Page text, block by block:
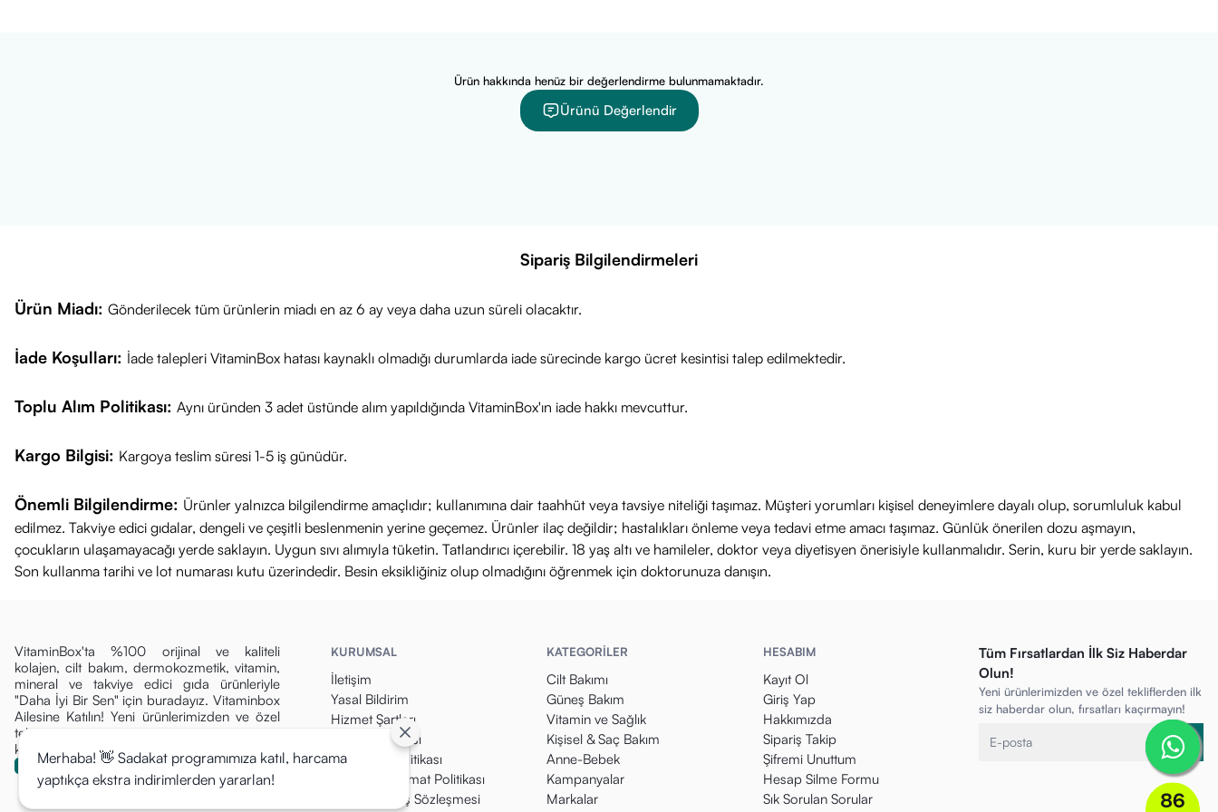
Ürün hakkında henüz bir değerlendirme bulunmamaktadır.
Ürünü Değerlendir
Sipariş Bilgilendirmeleri
Ürün Miadı: Gönderilecek tüm ürünlerin miadı en az 6 ay veya daha uzun süreli olacaktır.
İade Koşulları: İade talepleri VitaminBox hatası kaynaklı olmadığı durumlarda iade sürecinde kargo ücret kesintisi talep edilmektedir.
Toplu Alım Politikası: Aynı üründen 3 adet üstünde alım yapıldığında VitaminBox'ın iade hakkı mevcuttur.
Kargo Bilgisi: Kargoya teslim süresi 1-5 iş günüdür.
Önemli Bilgilendirme: Ürünler yalnızca bilgilendirme amaçlıdır; kullanımına dair taahhüt veya tavsiye niteliği taşımaz. Müşteri yorumları kişisel deneyimlere dayalı olup, sorumluluk kabul
edilmez. Takviye edici gıdalar, dengeli ve çeşitli beslenmenin yerine geçemez. Ürünler ilaç değildir; hastalıkları önleme veya tedavi etme amacı taşımaz. Günlük önerilen dozu aşmayın,
çocukların ulaşamayacağı yerde saklayın. Uygun sıvı alımıyla tüketin. Tatlandırıcı içerebilir. 18 yaş altı ve hamileler, doktor veya diyetisyen önerisiyle kullanmalıdır. Serin, kuru bir yerde saklayın.
Son kullanma tarihi ve lot numarası kutu üzerindedir. Besin eksikliğiniz olup olmadığını öğrenmek için doktorunuza danışın.
VitaminBox'ta %100 orijinal ve kaliteli
kolajen, cilt bakım, dermokozmetik, vitamin,
mineral ve takviye edici gıda ürünleriyle
"Daha İyi Bir Sen" için buradayız. Vitaminbox
Ailesine Katılın! Yeni ürünlerimizden ve özel
tekliflerden ilk siz haberdar olun, fırsatları
kaçırmayın!
KURUMSAL
İletişim
Yasal Bildirim
Hizmet Şartları
Gizlilik Politikası
Para İade Politikası
Kargo & Teslimat Politikası
Mesafeli Satış Sözleşmesi
KATEGORİLER
Cilt Bakımı
Güneş Bakım
Vitamin ve Sağlık
Kişisel & Saç Bakım
Anne-Bebek
Kampanyalar
Markalar
HESABIM
Kayıt Ol
Giriş Yap
Hakkımızda
Sipariş Takip
Şifremi Unuttum
Hesap Silme Formu
Sık Sorulan Sorular
Tüm Fırsatlardan İlk Siz Haberdar
Olun!
Yeni ürünlerimizden ve özel tekliflerden ilk
siz haberdar olun, fırsatları kaçırmayın!
Merhaba! 👋 Sadakat programımıza katıl, harcama
yaptıkça ekstra indirimlerden yararlan!